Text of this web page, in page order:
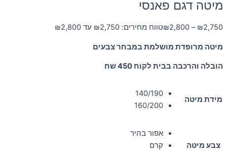
מיטה דגם פאנסי
₪2,750
–
₪2,800 טווח מחירים: ⁦₪2,750⁩ עד ⁦₪2,800⁩
מיטה מרופדת מושלמת במבחר צבעים
הובלה והרכבה בבית לקוח 450 שח
מידת מיטה
140/190
160/200
צבע מיטה
אפור בהיר
קרם